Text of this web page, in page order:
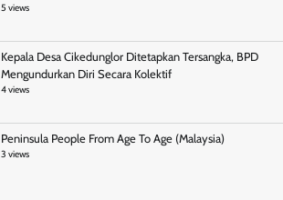
5 views
Kepala Desa Cikedunglor Ditetapkan Tersangka, BPD
Mengundurkan Diri Secara Kolektif
4 views
Peninsula People From Age To Age (Malaysia)
3 views